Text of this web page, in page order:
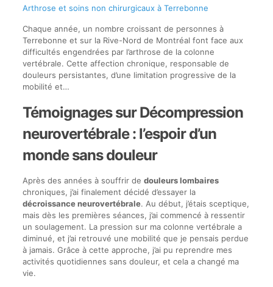
Arthrose et soins non chirurgicaux à Terrebonne
Chaque année, un nombre croissant de personnes à
Terrebonne et sur la Rive-Nord de Montréal font face aux
difficultés engendrées par l’arthrose de la colonne
vertébrale. Cette affection chronique, responsable de
douleurs persistantes, d’une limitation progressive de la
mobilité et…
Témoignages sur Décompression
neurovertébrale : l’espoir d’un
monde sans douleur
Après des années à souffrir de douleurs lombaires
chroniques, j’ai finalement décidé d’essayer la
décroissance neurovertébrale. Au début, j’étais sceptique,
mais dès les premières séances, j’ai commencé à ressentir
un soulagement. La pression sur ma colonne vertébrale a
diminué, et j’ai retrouvé une mobilité que je pensais perdue
à jamais. Grâce à cette approche, j’ai pu reprendre mes
activités quotidiennes sans douleur, et cela a changé ma
vie.